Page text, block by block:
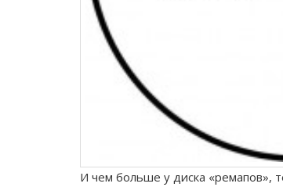
И чем больше у диска «ремапов»,